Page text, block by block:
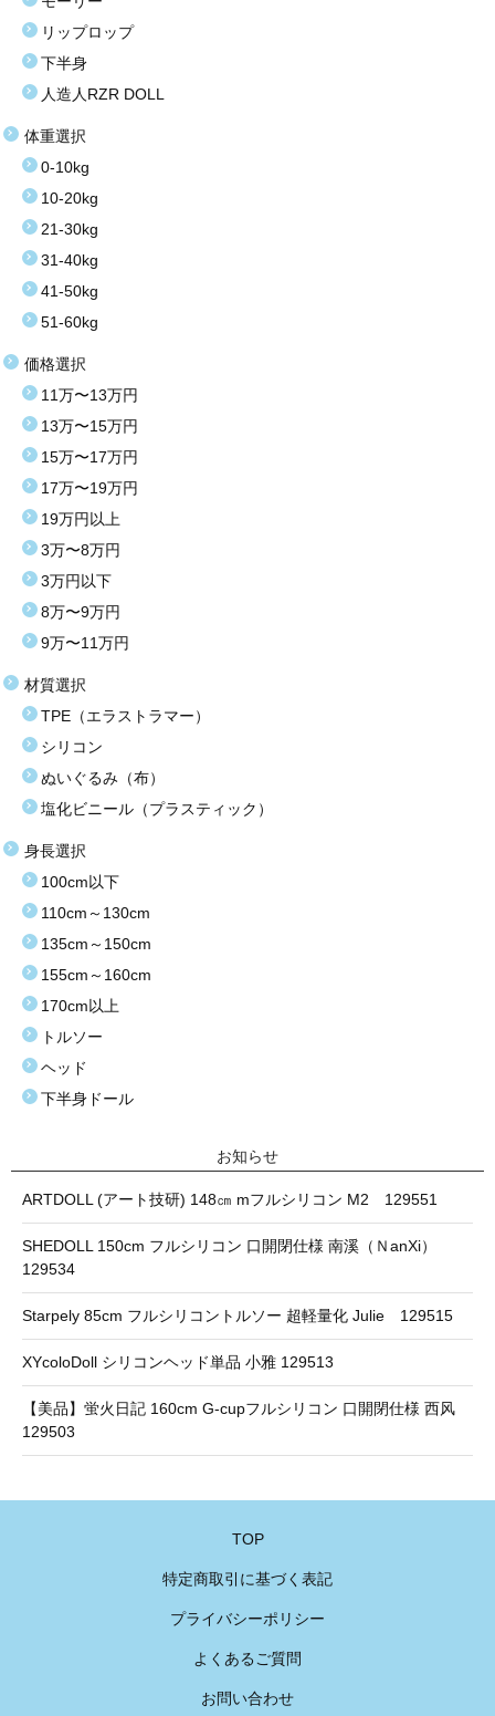
リップロップ
下半身
人造人RZR DOLL
体重選択
0-10kg
10-20kg
21-30kg
31-40kg
41-50kg
51-60kg
価格選択
11万〜13万円
13万〜15万円
15万〜17万円
17万〜19万円
19万円以上
3万〜8万円
3万円以下
8万〜9万円
9万〜11万円
材質選択
TPE（エラストラマー）
シリコン
ぬいぐるみ（布）
塩化ビニール（プラスティック）
身長選択
100cm以下
110cm～130cm
135cm～150cm
155cm～160cm
170cm以上
トルソー
ヘッド
下半身ドール
お知らせ
ARTDOLL (アート技研) 148㎝ mフルシリコン M2 129551
SHEDOLL 150cm フルシリコン 口開閉仕様 南溪（ＮanXi）
129534
Starpely 85cm フルシリコントルソー 超軽量化 Julie 129515
XYcoloDoll シリコンヘッド単品 小雅 129513
【美品】蛍火日記 160cm G-cupフルシリコン 口開閉仕様 西风
129503
TOP
特定商取引に基づく表記
プライバシーポリシー
よくあるご質問
お問い合わせ